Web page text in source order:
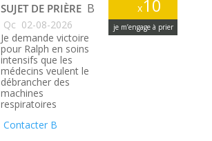
x10
je m’engage à prier
SUJET DE PRIÈRE B
Qc 02-08-2026
Je demande victoire
pour Ralph en soins
intensifs que les
médecins veulent le
débrancher des
machines
respiratoires
Contacter B